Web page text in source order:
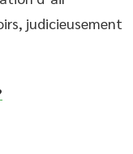
judicieusement